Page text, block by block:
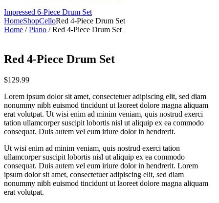
Impressed 6-Piece Drum Set
HomeShopCelloRed 4-Piece Drum Set
Home /Piano / Red 4-Piece Drum Set
Red 4-Piece Drum Set
$129.99
Lorem ipsum dolor sit amet, consectetuer adipiscing elit, sed diam
nonummy nibh euismod tincidunt ut laoreet dolore magna aliquam
erat volutpat. Ut wisi enim ad minim veniam, quis nostrud exerci
tation ullamcorper suscipit lobortis nisl ut aliquip ex ea commodo
consequat. Duis autem vel eum iriure dolor in hendrerit.
Ut wisi enim ad minim veniam, quis nostrud exerci tation
ullamcorper suscipit lobortis nisl ut aliquip ex ea commodo
consequat. Duis autem vel eum iriure dolor in hendrerit. Lorem
ipsum dolor sit amet, consectetuer adipiscing elit, sed diam
nonummy nibh euismod tincidunt ut laoreet dolore magna aliquam
erat volutpat.